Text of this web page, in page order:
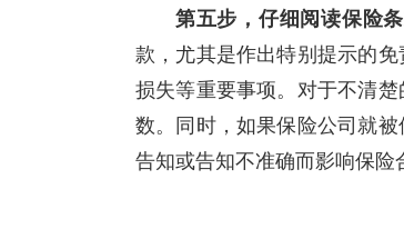
第五步，仔细阅读保险
款，尤其是作出特别提示的
损失等重要事项。对于不清
数。同时，如果保险公司就
告知或告知不准确而影响保险